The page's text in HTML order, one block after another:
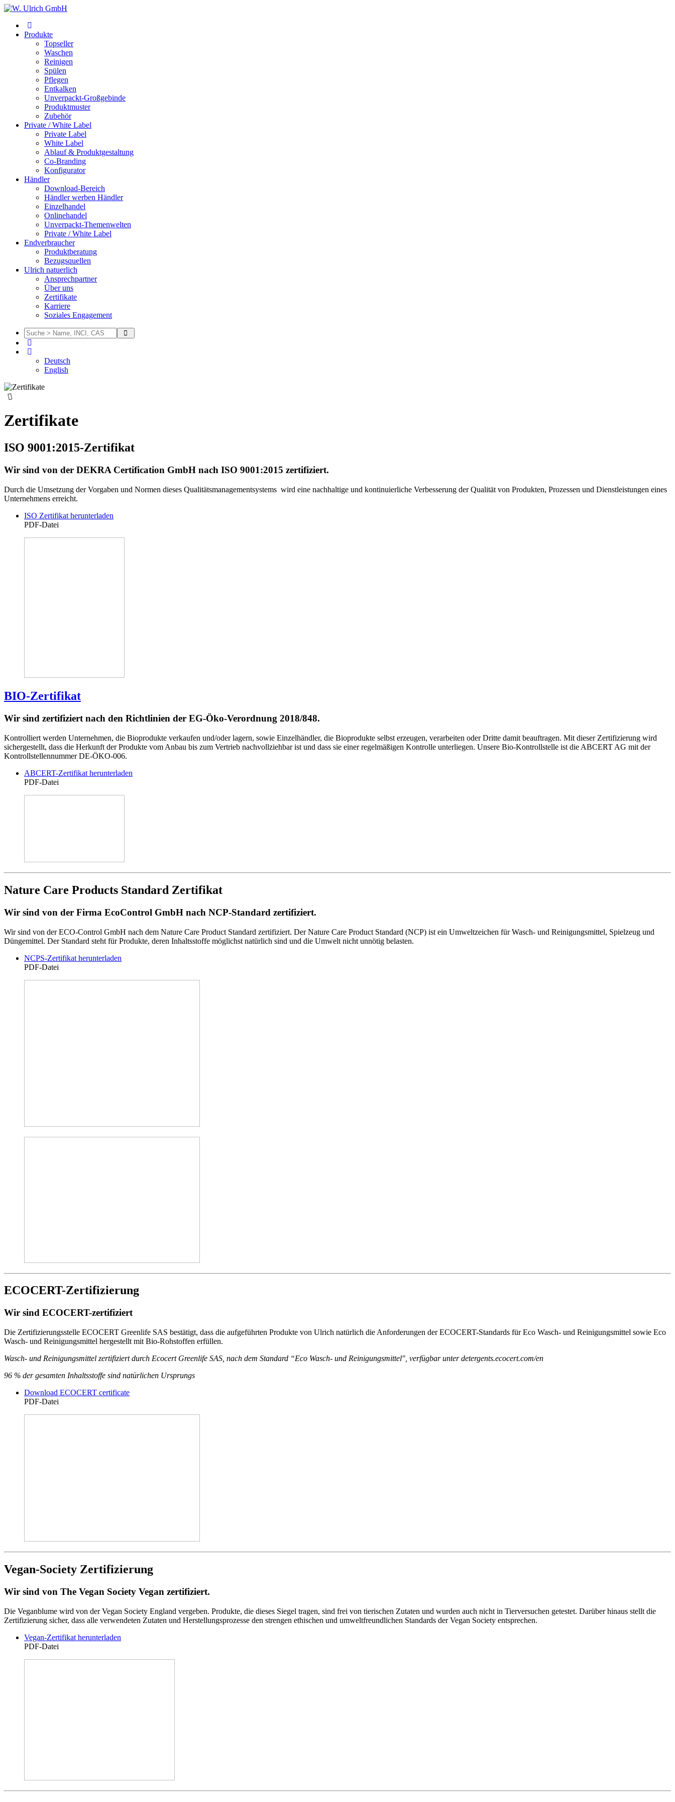
Produkte
Topseller
Waschen
Reinigen
Spülen
Pflegen
Entkalken
Unverpackt-Großgebinde
Produktmuster
Zubehör
Private / White Label
Private Label
White Label
Ablauf & Produktgestaltung
Co-Branding
Konfigurator
Händler
Download-Bereich
Händler werben Händler
Einzelhandel
Onlinehandel
Unverpackt-Themenwelten
Private / White Label
Endverbraucher
Produktberatung
Bezugsquellen
Ulrich natuerlich
Ansprechpartner
Über uns
Zertifikate
Karriere
Soziales Engagement
Deutsch
English
Zertifikate
ISO 9001:2015-Zertifikat
Wir sind von der DEKRA Certification GmbH nach ISO 9001:2015 zertifiziert.
Durch die Umsetzung der Vorgaben und Normen dieses Qualitätsmanagementsystems wird eine nachhaltige und kontinuierliche Verbesserung der Qualität von Produkten, Prozessen und Dienstleistungen eines
Unternehmens erreicht.
ISO Zertifikat herunterladen
PDF-Datei
BIO-Zertifikat
Wir sind zertifiziert nach den Richtlinien der EG-Öko-Verordnung 2018/848.
Kontrolliert werden Unternehmen, die Bioprodukte verkaufen und/oder lagern, sowie Einzelhändler, die Bioprodukte selbst erzeugen, verarbeiten oder Dritte damit beauftragen. Mit dieser Zertifizierung wird
sichergestellt, dass die Herkunft der Produkte vom Anbau bis zum Vertrieb nachvollziehbar ist und dass sie einer regelmäßigen Kontrolle unterliegen. Unsere Bio-Kontrollstelle ist die ABCERT AG mit der
Kontrollstellennummer DE-ÖKO-006.
ABCERT-Zertifikat herunterladen
PDF-Datei
Nature Care Products Standard Zertifikat
Wir sind von der Firma EcoControl GmbH nach NCP-Standard zertifiziert.
Wir sind von der ECO-Control GmbH nach dem Nature Care Product Standard zertifiziert. Der Nature Care Product Standard (NCP) ist ein Umweltzeichen für Wasch- und Reinigungsmittel, Spielzeug und
Düngemittel. Der Standard steht für Produkte, deren Inhaltsstoffe möglichst natürlich sind und die Umwelt nicht unnötig belasten.
NCPS-Zertifikat herunterladen
PDF-Datei
ECOCERT-Zertifizierung
Wir sind ECOCERT-zertifiziert
Die Zertifizierungsstelle ECOCERT Greenlife SAS bestätigt, dass die aufgeführten Produkte von Ulrich natürlich die Anforderungen der ECOCERT-Standards für Eco Wasch- und Reinigungsmittel sowie Eco
Wasch- und Reinigungsmittel hergestellt mit Bio-Rohstoffen erfüllen.
Wasch- und Reinigungsmittel zertifiziert durch Ecocert Greenlife SAS, nach dem Standard “Eco Wasch- und Reinigungsmittel", verfügbar unter detergents.ecocert.com/en
96 % der gesamten Inhaltsstoffe sind natürlichen Ursprungs
Download ECOCERT certificate
PDF-Datei
Vegan-Society Zertifizierung
Wir sind von The Vegan Society Vegan zertifiziert.
Die Veganblume wird von der Vegan Society England vergeben. Produkte, die dieses Siegel tragen, sind frei von tierischen Zutaten und wurden auch nicht in Tierversuchen getestet. Darüber hinaus stellt die
Zertifizierung sicher, dass alle verwendeten Zutaten und Herstellungsprozesse den strengen ethischen und umweltfreundlichen Standards der Vegan Society entsprechen.
Vegan-Zertifikat herunterladen
PDF-Datei